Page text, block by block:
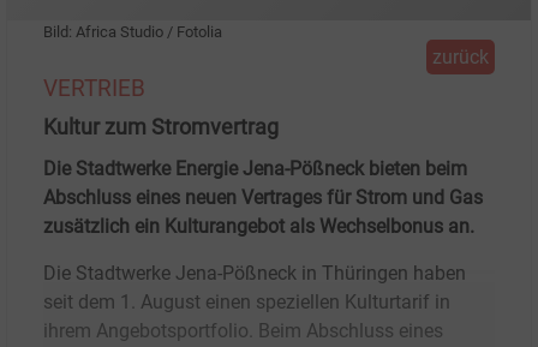
Bild: Africa Studio / Fotolia
zurück
VERTRIEB
Kultur zum Stromvertrag
Die Stadtwerke Energie Jena-Pößneck bieten beim
Abschluss eines neuen Vertrages für Strom und Gas
zusätzlich ein Kulturangebot als Wechselbonus an.
Die Stadtwerke Jena-Pößneck in Thüringen haben
seit dem 1. August einen speziellen Kulturtarif in
ihrem Angebotsportfolio. Beim Abschluss eines